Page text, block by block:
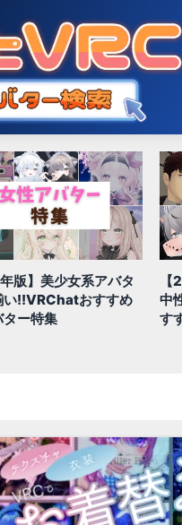
版】美少女系アバタ
い!!VRChatおすすめ
ー特集
中
す